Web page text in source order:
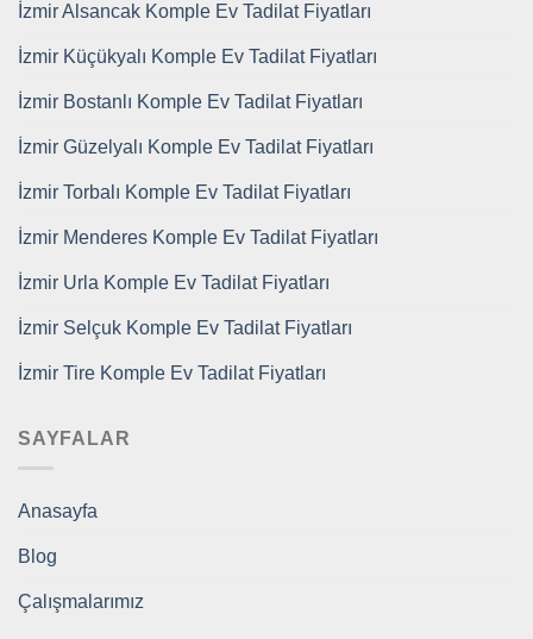
İzmir Alsancak Komple Ev Tadilat Fiyatları
İzmir Küçükyalı Komple Ev Tadilat Fiyatları
İzmir Bostanlı Komple Ev Tadilat Fiyatları
İzmir Güzelyalı Komple Ev Tadilat Fiyatları
İzmir Torbalı Komple Ev Tadilat Fiyatları
İzmir Menderes Komple Ev Tadilat Fiyatları
İzmir Urla Komple Ev Tadilat Fiyatları
İzmir Selçuk Komple Ev Tadilat Fiyatları
İzmir Tire Komple Ev Tadilat Fiyatları
SAYFALAR
Anasayfa
Blog
Çalışmalarımız